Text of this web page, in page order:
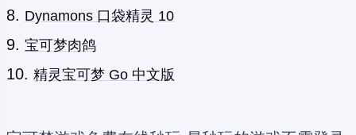
Dynamons 口袋精灵 10
宝可梦肉鸽
精灵宝可梦 Go 中文版